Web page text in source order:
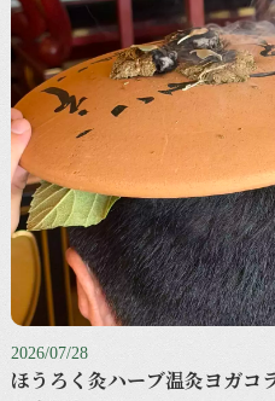
2026/07/28
ほうろく灸ハーブ温灸ヨガコ